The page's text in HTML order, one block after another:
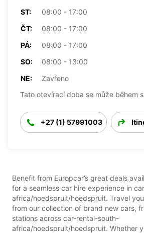
ST:
08:00 - 17:00
ČT:
08:00 - 17:00
PÁ:
08:00 - 17:00
SO:
08:00 - 13:00
NE:
Zavřeno
Tato otevírací doba se může během
+27 (1) 57991003
Benefit from Europcar’s great deals
for a seamless car hire experience in
africa/hoedspruit/hoedspruit. Travel
from our collection of brand new cars,
stations across car-rental-south-
africa/hoedspruit/hoedspruit. Whether